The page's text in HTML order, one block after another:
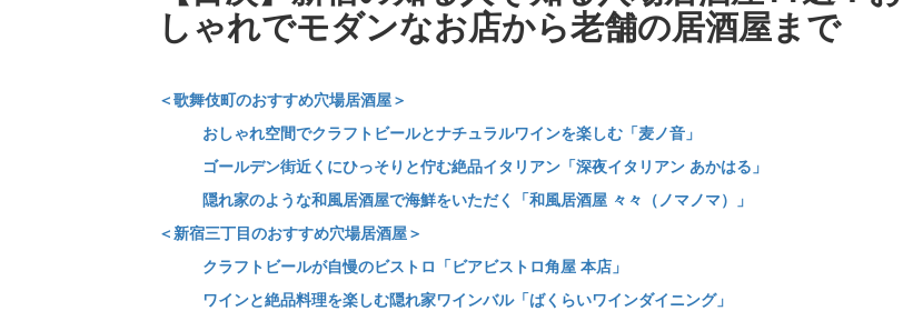
しゃれでモダンなお店から老舗の居酒屋まで
＜歌舞伎町のおすすめ穴場居酒屋＞
おしゃれ空間でクラフトビールとナチュラルワインを楽しむ「麦ノ音」
ゴールデン街近くにひっそりと佇む絶品イタリアン「深夜イタリアン あかはる」
隠れ家のような和風居酒屋で海鮮をいただく「和風居酒屋 々々（ノマノマ）」
＜新宿三丁目のおすすめ穴場居酒屋＞
クラフトビールが自慢のビストロ「ビアビストロ角屋 本店」
ワインと絶品料理を楽しむ隠れ家ワインバル「ばくらいワインダイニング」